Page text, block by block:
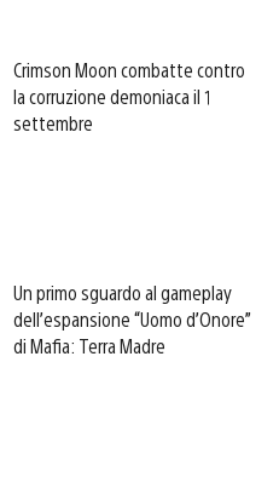
Crimson Moon combatte contro
la corruzione demoniaca il 1
settembre
Un primo sguardo al gameplay
dell’espansione “Uomo d’Onore”
di Mafia: Terra Madre